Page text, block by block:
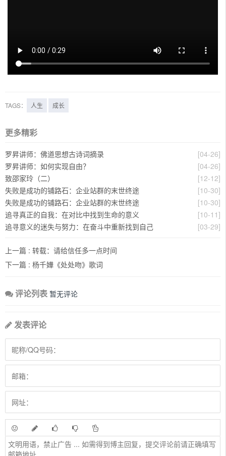
TAGS： 人生 成长
更多精彩
[04-26]
罗昇讲师：佛道思想古诗词摘录
[04-26]
罗昇讲师：如何实现自由？
[12-12]
致邵家玲（二）
[10-30]
失败是成功的铺路石：企业站群的末世终途
[10-30]
失败是成功的铺路石：企业站群的末世终途
[10-11]
追寻真正的自我：在对比中找到生命的意义
[03-29]
追寻意义的迷失与努力：在奋斗中重新找到自己
上一篇 : 转载：请给信任多一点时间
下一篇 : 杨千嬅《处处吻》歌词
评论列表 暂无评论
发表评论